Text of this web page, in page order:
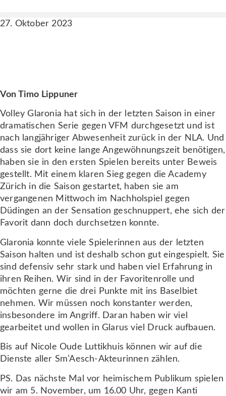
27. Oktober 2023
Von Timo Lippuner
Volley Glaronia hat sich in der letzten Saison in einer
dramatischen Serie gegen VFM durchgesetzt und ist
nach langjähriger Abwesenheit zurück in der NLA. Und
dass sie dort keine lange Angewöhnungszeit benötigen,
haben sie in den ersten Spielen bereits unter Beweis
gestellt. Mit einem klaren Sieg gegen die Academy
Zürich in die Saison gestartet, haben sie am
vergangenen Mittwoch im Nachholspiel gegen
Düdingen an der Sensation geschnuppert, ehe sich der
Favorit dann doch durchsetzen konnte.
Glaronia konnte viele Spielerinnen aus der letzten
Saison halten und ist deshalb schon gut eingespielt. Sie
sind defensiv sehr stark und haben viel Erfahrung in
ihren Reihen. Wir sind in der Favoritenrolle und
möchten gerne die drei Punkte mit ins Baselbiet
nehmen. Wir müssen noch konstanter werden,
insbesondere im Angriff. Daran haben wir viel
gearbeitet und wollen in Glarus viel Druck aufbauen.
Bis auf Nicole Oude Luttikhuis können wir auf die
Dienste aller Sm’Aesch-Akteurinnen zählen.
PS. Das nächste Mal vor heimischem Publikum spielen
wir am 5. November, um 16.00 Uhr, gegen Kanti